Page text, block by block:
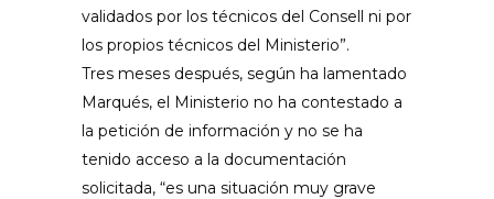
validados por los técnicos del Consell ni por
los propios técnicos del Ministerio”.
Tres meses después, según ha lamentado
Marqués, el Ministerio no ha contestado a
la petición de información y no se ha
tenido acceso a la documentación
solicitada, “es una situación muy grave